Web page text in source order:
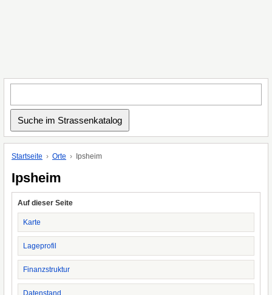
Startseite Orte Ipsheim
Ipsheim
Auf dieser Seite
Karte
Lageprofil
Finanzstruktur
Datenstand